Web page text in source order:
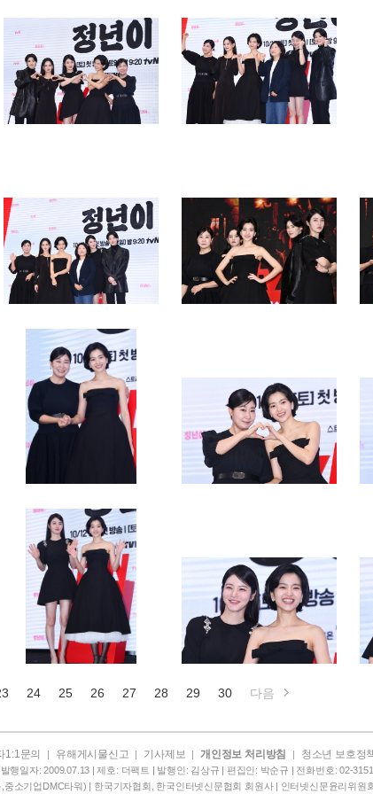
24 25 26 27 28 29 30 다음
1:1문의 | 유해게시물신고 | 기사제보 | 개인정보 처리방침 | 청소년 보호정
행일자: 2009.07.13 | 제호: 더팩트 | 발행인: 김상규 | 편집인: 박순규 | 전화번호: 02-
소기업DMC타워) | 한국기자협회, 한국인터넷신문협회 회원사 | 인터넷신문윤리위원